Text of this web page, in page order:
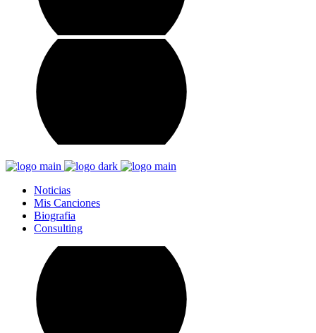
Noticias
Mis Canciones
Biografia
Consulting